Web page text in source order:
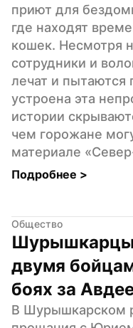
приют для
где находят
кошек. Несмотря
сотрудники и
лечат и пытаются
устроена эта
истории
чем горожане
материале
Подробнее >
Общество
Шурышкарцы
двумя
боях за
В Шурышкарском